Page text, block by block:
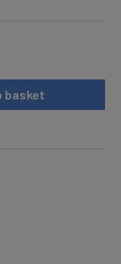
basket